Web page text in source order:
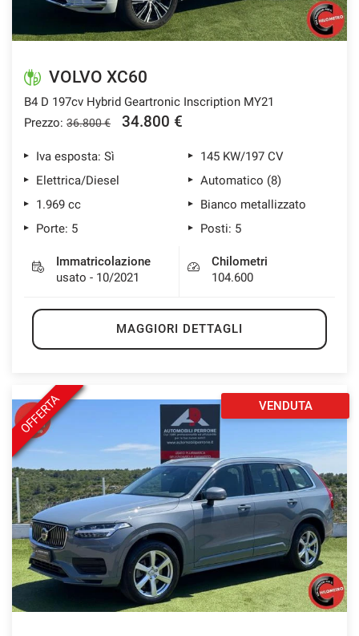
VOLVO XC60
B4 D 197cv Hybrid Geartronic Inscription MY21
Prezzo: 36.800 € 34.800 €
Iva esposta: Sì
145 KW/197 CV
Elettrica/Diesel
Automatico (8)
1.969 cc
Bianco metallizzato
Porte: 5
Posti: 5
Immatricolazione
usato - 10/2021
Chilometri
104.600
MAGGIORI DETTAGLI
OFFERTA VENDUTA